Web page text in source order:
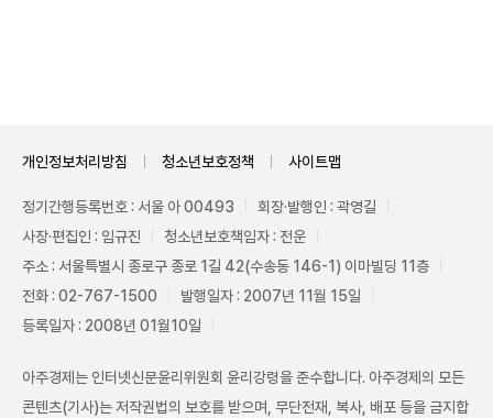
개인정보처리방침 청소년보호정책 사이트맵
정기간행등록번호 : 서울 아 00493
회장·발행인 : 곽영길
사장·편집인 : 임규진
청소년보호책임자 : 전운
주소 : 서울특별시 종로구 종로 1길 42(수송동 146-1) 이마빌딩 11층
전화 : 02-767-1500
발행일자 : 2007년 11월 15일
등록일자 : 2008년 01월10일
아주경제는 인터넷신문윤리위원회 윤리강령을 준수합니다. 아주경제의 모든
콘텐츠(기사)는 저작권법의 보호를 받으며, 무단전재, 복사, 배포 등을 금지합